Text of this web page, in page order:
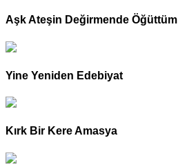
Aşk Ateşin Değirmende Öğüttüm
Yine Yeniden Edebiyat
Kırk Bir Kere Amasya